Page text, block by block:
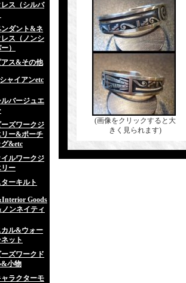
レス（シルバ
ダント&ネ
レス（ノンシ
）
ス&その他
ャイアンetc
バージュエ
ズワークジ
リー&ポーチ
&etc
ルワークジ
リー
ーキルト
Goods
ンネイティ
ル&ウォー
ット
ズワークド
&小物
ラクターモ
(画像をクリックすると大
きく見られます)